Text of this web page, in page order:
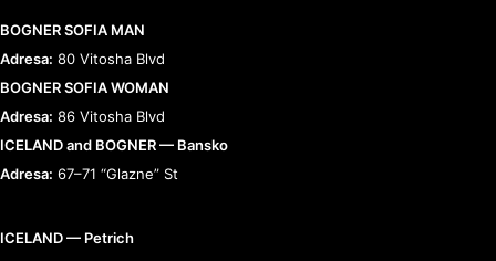
BOGNER SOFIA MAN
Adresa: 80 Vitosha Blvd
BOGNER SOFIA WOMAN
Adresa: 86 Vitosha Blvd
ICELAND and BOGNER — Bansko
Adresa: 67–71 “Glazne” St
ICELAND — Petrich